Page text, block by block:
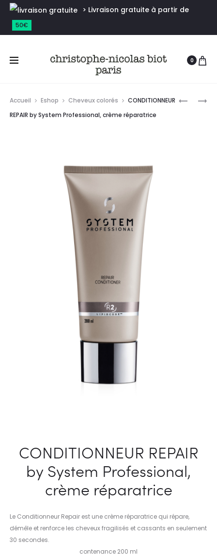
> Livraison gratuite à partir de
50€
0
Accueil Eshop Cheveux colorés
CONDITIONNEUR
REPAIR by System Professional, crème réparatrice
CONDITIONNEUR REPAIR
by System Professional,
crème réparatrice
Le Conditionneur Repair est une crème réparatrice qui répare,
démêle et renforce les cheveux fragilisés et cassants en seulement
30 secondes.
contenance 200 ml